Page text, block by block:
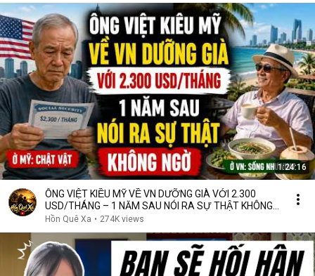
1:24:16
ÔNG VIỆT KIỀU MỸ VỀ VN DƯỠNG GIÀ VỚI 2.300
USD/THÁNG – 1 NĂM SAU NÓI RA SỰ THẬT KHÔNG
NGỜ
Hồn Quê Xa • 274K views